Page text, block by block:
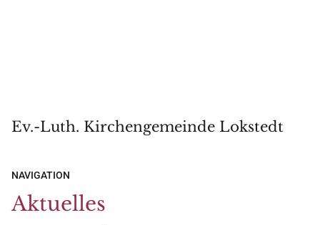
Ev.-Luth. Kirchengemeinde Lokstedt
NAVIGATION
Aktuelles